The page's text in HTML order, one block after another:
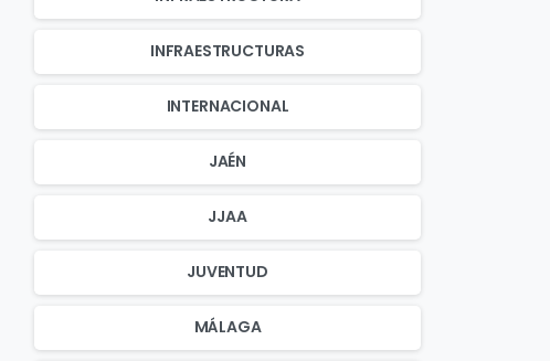
INFRAESTRUCTURAS
INTERNACIONAL
JAÉN
JJAA
JUVENTUD
MÁLAGA